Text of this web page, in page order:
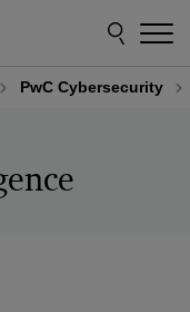
PwC Cybersecurity